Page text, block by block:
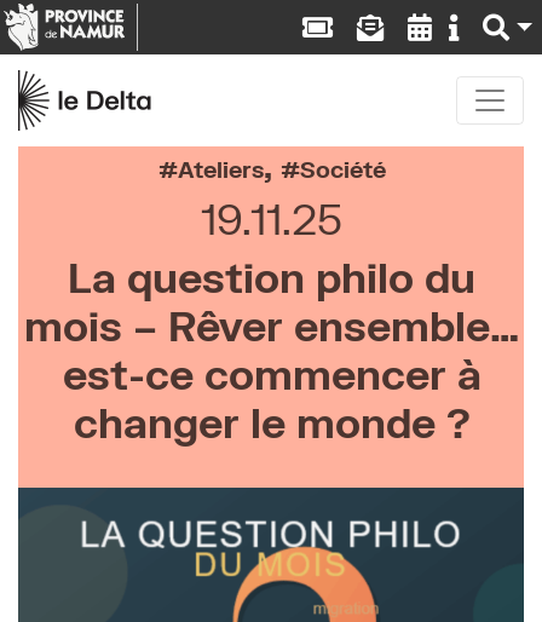
Ateliers, Société
19.11.25
La question philo du
mois – Rêver ensemble…
est-ce commencer à
changer le monde ?